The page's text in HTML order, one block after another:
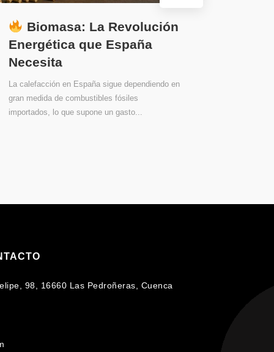
Biomasa: La Revolución
Energética que España
Necesita
La calefacción en España sigue dependiendo en
gran medida de combustibles fósiles
importados, lo que supone un gasto...
98, 16660 Las Pedroñeras, Cuenca